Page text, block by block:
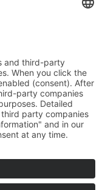
möbel
fenster
badezimmer